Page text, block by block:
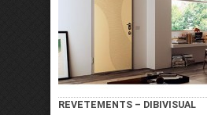
REVETEMENTS – DIBIVISUAL